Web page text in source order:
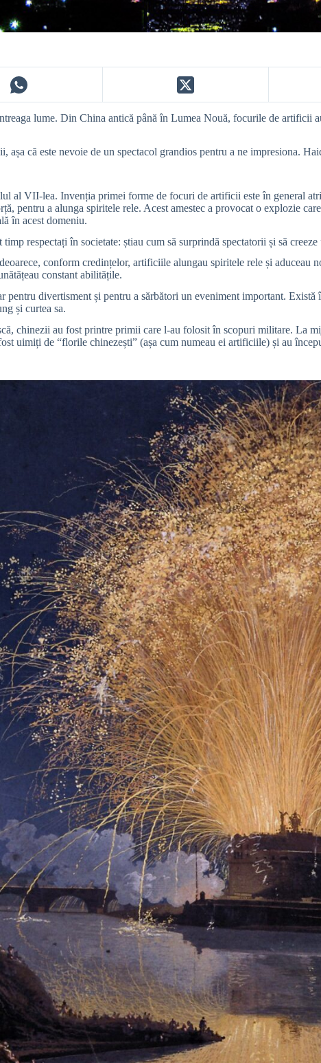
lume. Din China antică până în Lumea Nouă, focurile de artificii
că este nevoie de un spectacol grandios pentru a ne impresiona.
al VII-lea. Invenția primei forme de focuri de artificii este în general
pentru a alunga spiritele rele. Acest amestec a provocat o explozie
în acest domeniu.
respectați în societate: știau cum să surprindă spectatorii și să
conform credințelor, artificiile alungau spiritele rele și
constant abilitățile.
divertisment și pentru a sărbători un eveniment important.
și curtea sa.
chinezii au fost printre primii care l-au folosit în scopuri militare. La
uimiți de “florile chinezești” (așa cum numeau ei artificiile) și au